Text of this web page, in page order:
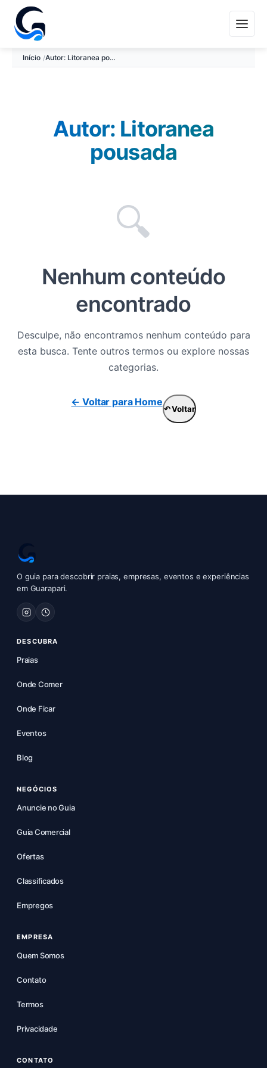
Início Autor: Litoranea pousada
Autor: Litoranea
pousada
🔍
Nenhum conteúdo
encontrado
Desculpe, não encontramos nenhum conteúdo para
esta busca. Tente outros termos ou explore nossas
categorias.
← Voltar para Home
↶ Voltar
O guia para descobrir praias, empresas, eventos e experiências
em Guarapari.
DESCUBRA
Praias
Onde Comer
Onde Ficar
Eventos
Blog
NEGÓCIOS
Anuncie no Guia
Guia Comercial
Ofertas
Classificados
Empregos
EMPRESA
Quem Somos
Contato
Termos
Privacidade
CONTATO